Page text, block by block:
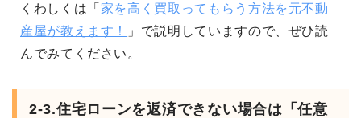
くわしくは「 家を高く買取ってもらう方法を元不動
産屋が教えます！
」で説明していますので、ぜひ読
んでみてください。
2-3.住宅ローンを返済できない場合は「任意